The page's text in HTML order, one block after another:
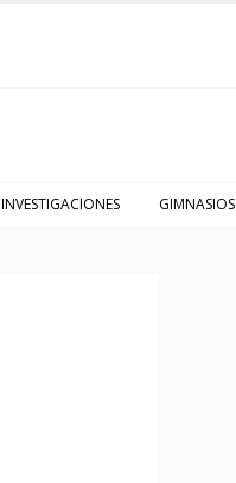
INVESTIGACIONES GIMNASIOS